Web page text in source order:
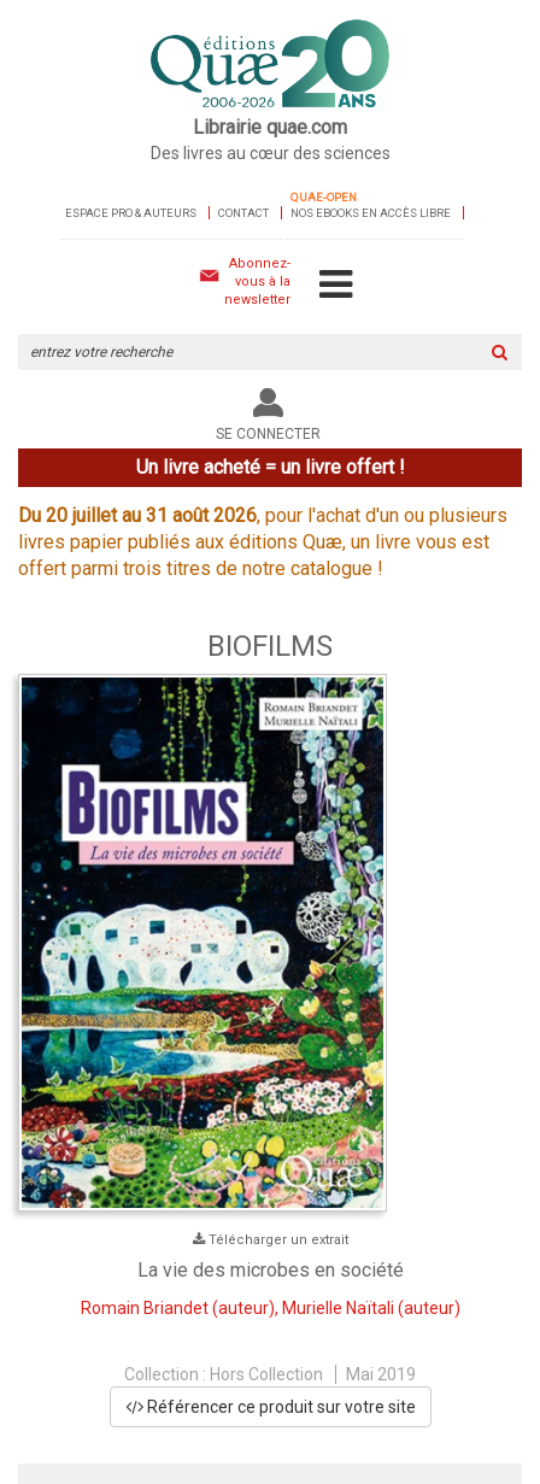
Librairie quae.com
Des livres au cœur des sciences
ESPACE PRO & AUTEURS CONTACT
QUAE-OPEN
NOS EBOOKS EN ACCÈS LIBRE
Abonnez-
vous à la
newsletter
le
site
SE CONNECTER
Un livre acheté = un livre offert !
Du 20 juillet au 31 août 2026, pour l'achat d'un ou plusieurs
livres papier publiés aux éditions Quæ, un livre vous est
offert parmi trois titres de notre catalogue !
BIOFILMS
Télécharger un extrait
La vie des microbes en société
Romain Briandet(auteur), Murielle Naïtali (auteur)
Collection : Hors Collection
Mai 2019
Référencer ce produit sur votre site